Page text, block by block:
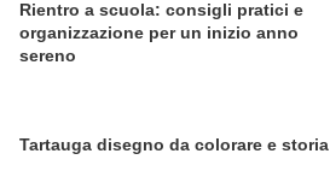
Rientro a scuola: consigli pratici e
organizzazione per un inizio anno
sereno
Tartauga disegno da colorare e storia